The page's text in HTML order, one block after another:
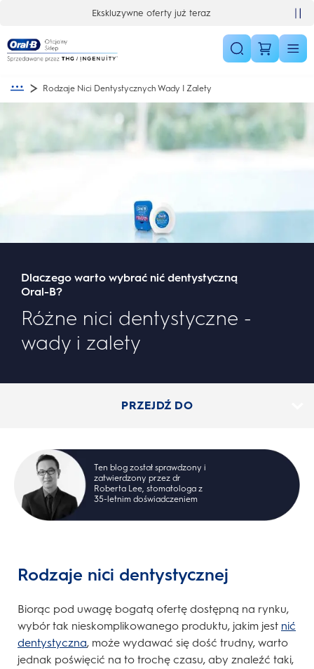
Ekskluzywne oferty już teraz
Rodzaje Nici Dentystycznych Wady I Zalety
Dlaczego warto wybrać nić dentystyczną
Oral-B?
Różne nici dentystyczne -
wady i zalety
PRZEJDŹ DO
Ten blog został sprawdzony i
zatwierdzony przez dr
Roberta Lee, stomatologa z
35-letnim doświadczeniem
Rodzaje nici dentystycznej
Biorąc pod uwagę bogatą ofertę dostępną na rynku,
wybór tak nieskomplikowanego produktu, jakim jest nić
dentystyczna, może wydawać się dość trudny, warto
jednak poświęcić na to trochę czasu, aby znaleźć taki,